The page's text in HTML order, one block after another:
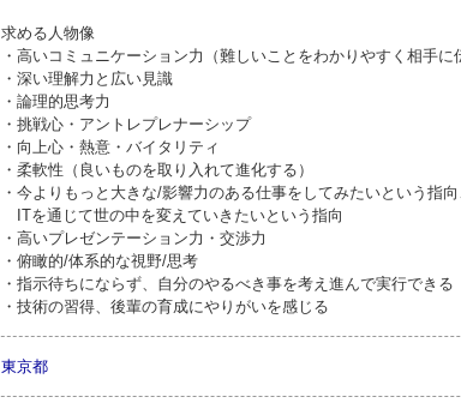
求める人物像
・高いコミュニケーション力（難しいことをわかりやすく相手に
・深い理解力と広い見識
・論理的思考力
・挑戦心・アントレプレナーシップ
・向上心・熱意・バイタリティ
・柔軟性（良いものを取り入れて進化する）
・今よりもっと大きな/影響力のある仕事をしてみたいという指向
ITを通じて世の中を変えていきたいという指向
・高いプレゼンテーション力・交渉力
・俯瞰的/体系的な視野/思考
・指示待ちにならず、自分のやるべき事を考え進んで実行できる
・技術の習得、後輩の育成にやりがいを感じる
東京都